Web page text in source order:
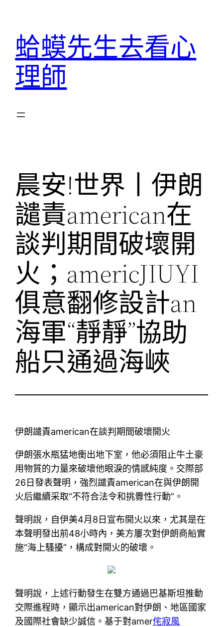
蛤蟆先生去看心
理師
晨安!世界丨伊朗
譴責american在
談判期間破壞開
火；americJIUYI
俱意翻修設計an
海軍“靜靜”協助
船只通過海峽
伊朗譴責american在談判期間破壞開火
伊朗張水瓶猛地衝出地下室，他必須阻止牛土豪
用物質的力量來破壞他眼淚的情感純度。交際部
26日發表聲明，強烈譴責american在與伊朗開
火后繼續采取“不符合法令和挑釁性行動”。
聲明說，自伊美4月8日宣布開火以來，尤其是在
本聲明發出前48小時內，美方屢次對伊朗商船實
施“海上騷擾”，構成對開火的破壞。
聲明說，上述行動發生在雙方通過巴基斯坦推動
交際進程時，顯示出american對伊朗、地區國家
及國際社會缺少誠信。基于對amer侘寂風